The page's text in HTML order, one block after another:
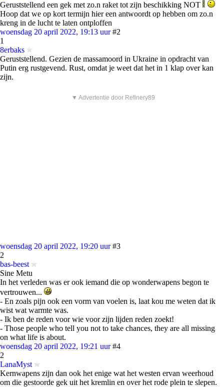
Geruststellend een gek met zo.n raket tot zijn beschikking NOT
Hoop dat we op kort termijn hier een antwoordt op hebben om zo.n
kreng in de lucht te laten ontploffen
woensdag 20 april 2022, 19:13 uur #2
1
8erbaks
Geruststellend. Gezien de massamoord in Ukraine in opdracht van
Putin erg rustgevend. Rust, omdat je weet dat het in 1 klap over kan
zijn.
▼ Advertentie door Refinery89
woensdag 20 april 2022, 19:20 uur #3
2
bas-beest
Sine Metu
In het verleden was er ook iemand die op wonderwapens begon te
vertrouwen...
- En zoals pijn ook een vorm van voelen is, laat kou me weten dat ik
wist wat warmte was.
- Ik ben de reden voor wie voor zijn lijden reden zoekt!
- Those people who tell you not to take chances, they are all missing
on what life is about.
woensdag 20 april 2022, 19:21 uur #4
2
LanaMyst
Kernwapens zijn dan ook het enige wat het westen ervan weerhoud
om die gestoorde gek uit het kremlin en over het rode plein te slepen.